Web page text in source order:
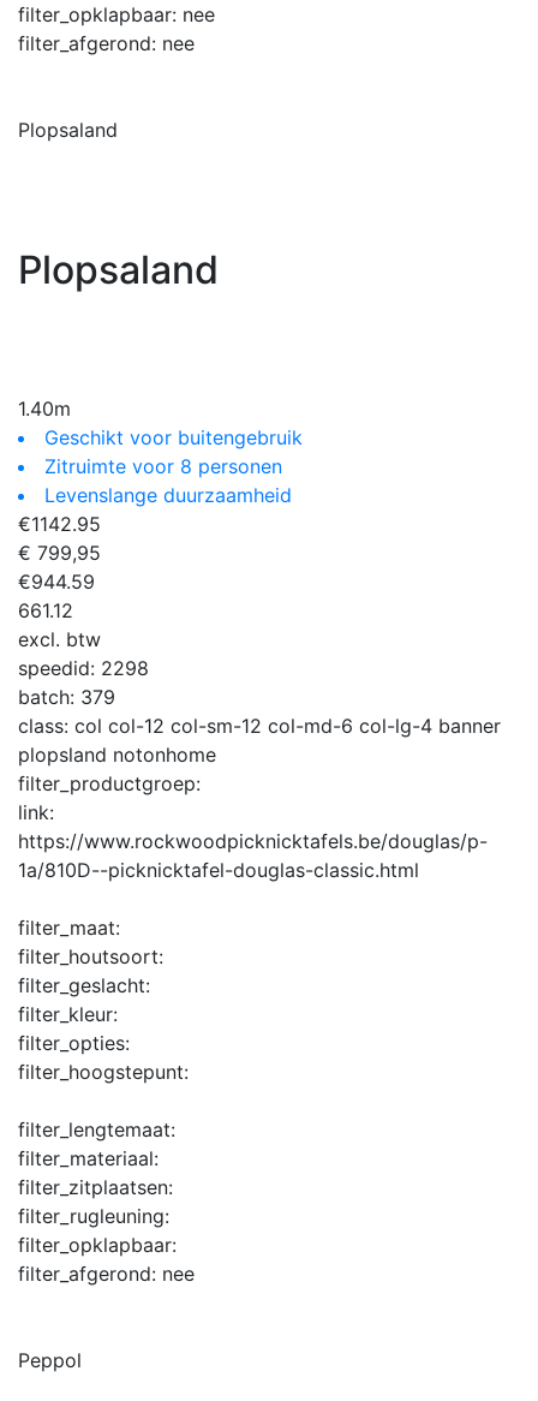
filter_opklapbaar: nee
filter_afgerond: nee
Plopsaland
Plopsaland
1.40m
Geschikt voor buitengebruik
Zitruimte voor 8 personen
Levenslange duurzaamheid
€1142.95
€ 799,95
€944.59
661.12
excl. btw
speedid: 2298
batch: 379
class: col col-12 col-sm-12 col-md-6 col-lg-4 banner
plopsland notonhome
filter_productgroep:
link:
https://www.rockwoodpicknicktafels.be/douglas/p-
1a/810D--picknicktafel-douglas-classic.html
filter_maat:
filter_houtsoort:
filter_geslacht:
filter_kleur:
filter_opties:
filter_hoogstepunt:
filter_lengtemaat:
filter_materiaal:
filter_zitplaatsen:
filter_rugleuning:
filter_opklapbaar:
filter_afgerond: nee
Peppol